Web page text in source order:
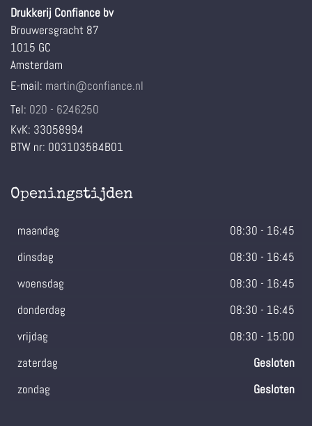
Drukkerij Confiance bv
Brouwersgracht 87
1015 GC
Amsterdam
E-mail: martin@confiance.nl
Tel: 020 - 6246250
KvK: 33058994
BTW nr: 003103584B01
Openingstijden
maandag 08:30 - 16:45
dinsdag
08:30 - 16:45
woensdag
08:30 - 16:45
donderdag
08:30 - 16:45
vrijdag
08:30 - 15:00
zaterdag
Gesloten
zondag
Gesloten